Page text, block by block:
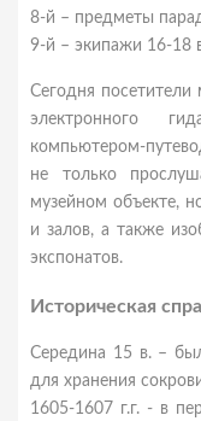
8-й – предметы
9-й – экипажи 16-18
Сегодня посетители
электронного
компьютером-
не только
музейном объекте,
и залов, а также
экспонатов.
Историческая
Cередина 15 в. –
для хранения
1605-1607 г.г. - в